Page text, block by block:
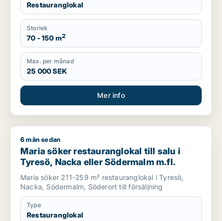
Restauranglokal
Storlek
70 - 150 m2
Max. per månad
25 000 SEK
Mer info
Maria söker restauranglokal till salu i Tyresö, Nacka eller
6 mån sedan
Maria söker restauranglokal till salu i
Tyresö, Nacka eller Södermalm m.fl.
Maria söker 211-259 m² restauranglokal i Tyresö,
Nacka, Södermalm, Söderort till försäljning
Type
Restauranglokal